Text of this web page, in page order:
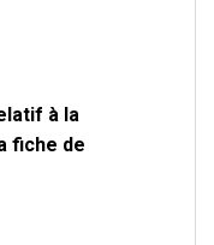
à la
fiche de